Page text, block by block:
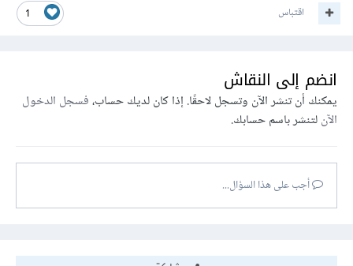
large
1 اقتباس
انضم إلى النقاش
يمكنك أن تنشر الآن وتسجل لاحقًا. إذا كان لديك حساب،فسجل الدخول
الآنلتنشر باسم حسابك.
أجب على هذا السؤال...